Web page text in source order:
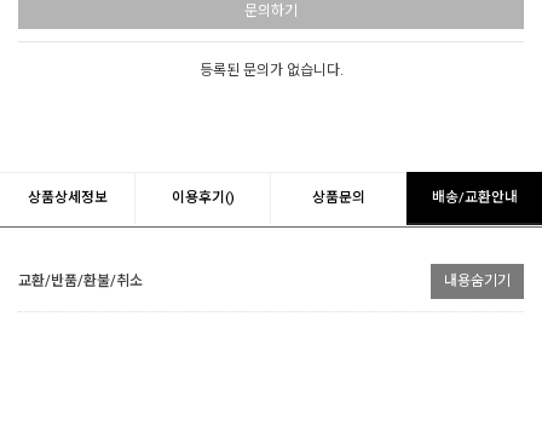
문의하기
등록된 문의가 없습니다.
상품상세정보 이용후기() 상품문의 배송/교환안내
교환/반품/환불/취소 내용숨기기